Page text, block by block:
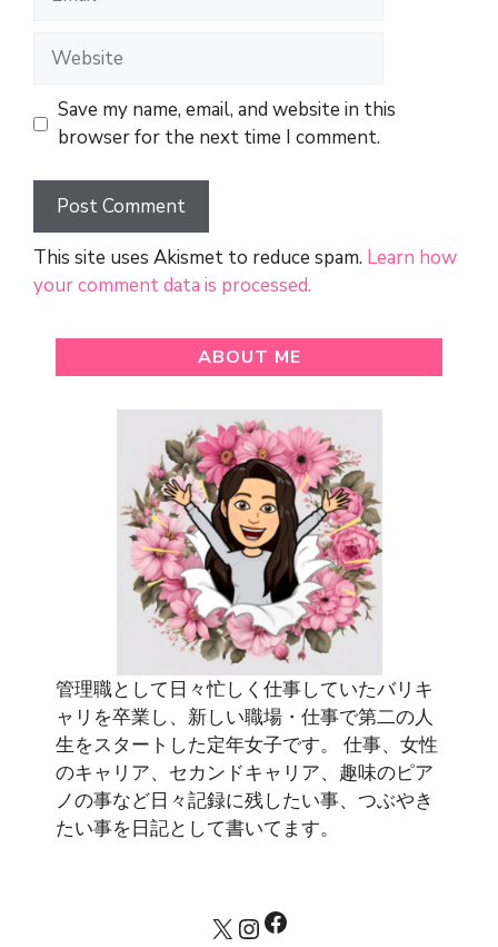
Website
Save my name, email, and website in this
browser for the next time I comment.
This site uses Akismet to reduce spam. Learn how
your comment data is processed.
ABOUT ME
管理職として日々忙しく仕事していたバリキ
ャリを卒業し、新しい職場・仕事で第二の人
生をスタートした定年女子です。 仕事、女性
のキャリア、セカンドキャリア、趣味のピア
ノの事など日々記録に残したい事、つぶやき
たい事を日記として書いてます。
X Instagram
Facebook